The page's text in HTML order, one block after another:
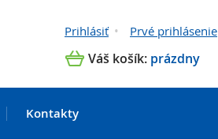
Prihlásiť Prvé prihlásenie
Váš košík: prázdny
Kontakty